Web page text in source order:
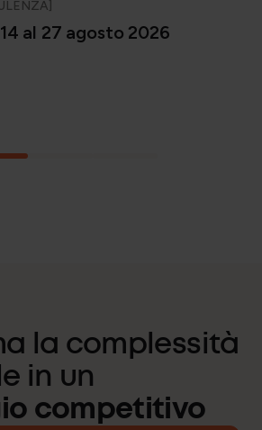
al 27 agosto 2026
la complessità
in un
competitivo